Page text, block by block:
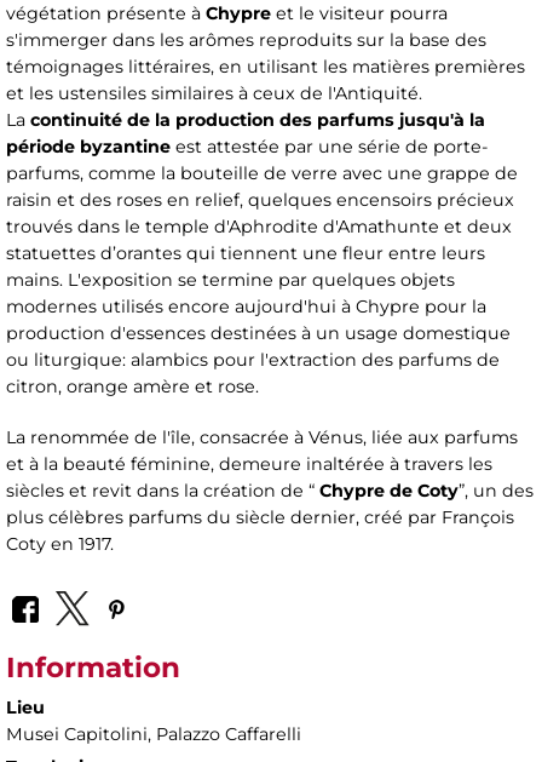
végétation présente à Chypre et le visiteur pourra
s'immerger dans les arômes reproduits sur la base des
témoignages littéraires, en utilisant les matières premières
et les ustensiles similaires à ceux de l'Antiquité.
La continuité de la production des parfums jusqu'à la
période byzantine est attestée par une série de porte-
parfums, comme la bouteille de verre avec une grappe de
raisin et des roses en relief, quelques encensoirs précieux
trouvés dans le temple d'Aphrodite d'Amathunte et deux
statuettes d’orantes qui tiennent une fleur entre leurs
mains. L'exposition se termine par quelques objets
modernes utilisés encore aujourd'hui à Chypre pour la
production d'essences destinées à un usage domestique
ou liturgique: alambics pour l'extraction des parfums de
citron, orange amère et rose.
La renommée de l'île, consacrée à Vénus, liée aux parfums
et à la beauté féminine, demeure inaltérée à travers les
siècles et revit dans la création de “ Chypre de Coty”, un des
plus célèbres parfums du siècle dernier, créé par François
Coty en 1917.
Information
Lieu
Musei Capitolini, Palazzo Caffarelli